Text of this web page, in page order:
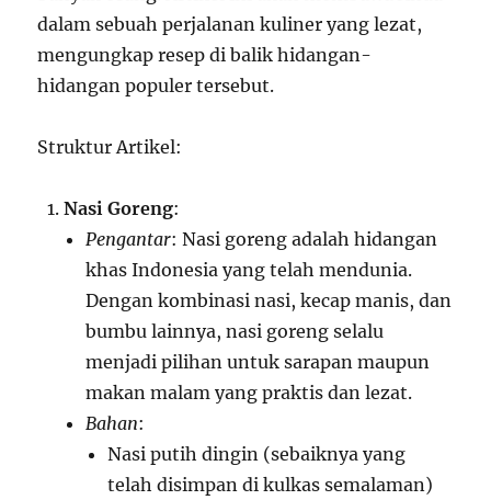
dalam sebuah perjalanan kuliner yang lezat,
mengungkap resep di balik hidangan-
hidangan populer tersebut.
Struktur Artikel:
Nasi Goreng:
Pengantar: Nasi goreng adalah hidangan
khas Indonesia yang telah mendunia.
Dengan kombinasi nasi, kecap manis, dan
bumbu lainnya, nasi goreng selalu
menjadi pilihan untuk sarapan maupun
makan malam yang praktis dan lezat.
Bahan:
Nasi putih dingin (sebaiknya yang
telah disimpan di kulkas semalaman)